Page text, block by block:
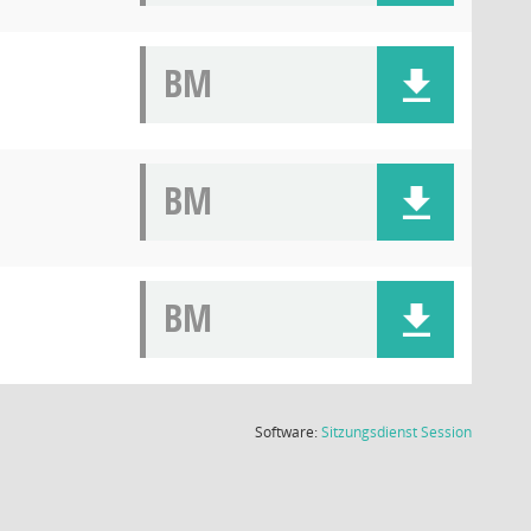
BM
BM
BM
Software:SitzungsdienstSession(Wird in